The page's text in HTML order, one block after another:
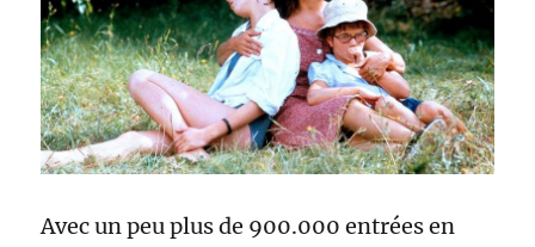
Avec un peu plus de 900.000 entrées en